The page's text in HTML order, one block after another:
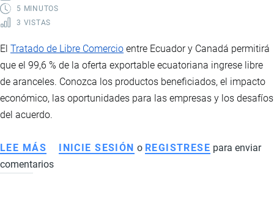
COMERCIO
EXTERIOR
EL
5 MINUTOS
3 VISTAS
El Tratado de Libre Comercio entre Ecuador y Canadá permitirá
que el 99,6 % de la oferta exportable ecuatoriana ingrese libre
de aranceles. Conozca los productos beneficiados, el impacto
económico, las oportunidades para las empresas y los desafíos
del acuerdo.
LEE MÁS SOBRE
TLC
INICIE SESIÓN o REGISTRESE para enviar
comentarios